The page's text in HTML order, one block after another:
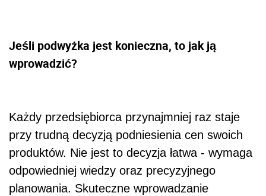
Jeśli podwyżka jest konieczna, to jak ją
wprowadzić?
Każdy przedsiębiorca przynajmniej raz staje
przy trudną decyzją podniesienia cen swoich
produktów. Nie jest to decyzja łatwa - wymaga
odpowiedniej wiedzy oraz precyzyjnego
planowania. Skuteczne wprowadzanie